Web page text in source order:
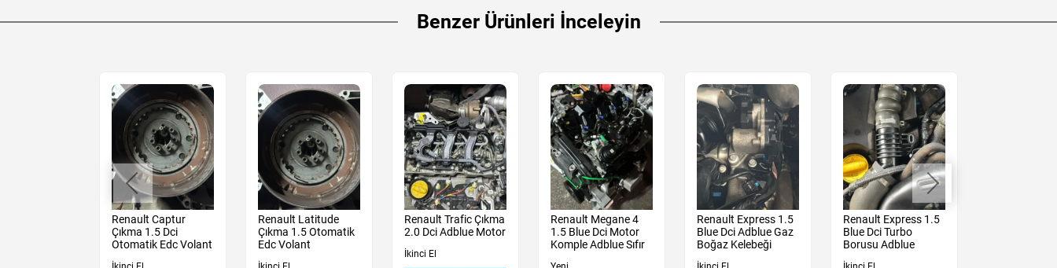
Benzer Ürünleri İnceleyin
Renault Captur
Çıkma 1.5 Dci
Otomatik Edc Volant
Renault Latitude
Çıkma 1.5 Otomatik
Edc Volant
Renault Trafic Çıkma
2.0 Dci Adblue Motor
İkinci El
Renault Megane 4
1.5 Blue Dci Motor
Komple Adblue Sıfır
Renault Express 1.5
Blue Dci Adblue Gaz
Boğaz Kelebeği
Renault Express 1.5
Blue Dci Turbo
Borusu Adblue